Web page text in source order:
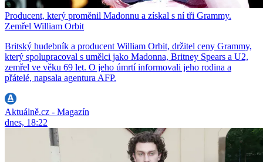
Producent, který proměnil Madonnu a získal s ní tři Grammy.
Zemřel William Orbit
Britský hudebník a producent William Orbit, držitel ceny Grammy,
který spolupracoval s umělci jako Madonna, Britney Spears a U2,
zemřel ve věku 69 let. O jeho úmrtí informovali jeho rodina a
přátelé, napsala agentura AFP.
Aktuálně.cz - Magazín
dnes, 18:22